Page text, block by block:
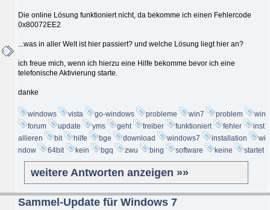
Die online Lösung funktioniert nicht, da bekomme ich einen Fehlercode
0x80072EE2
...was in aller Welt ist hier passiert? und welche Lösung liegt hier an?
ich freue mich, wenn ich hierzu eine Hilfe bekomme bevor ich eine
telefonische Aktivierung starte.
danke
windows vista go-windows probleme win7 problem
win
forum
update yms geht treiber funktioniert fehler
inst
allieren
bit hilfe bge download windows7 installation
wi
ndow
64bit kein bgq zwu bing software keine startet
weitere Antworten anzeigen »»
Sammel-Update für Windows 7